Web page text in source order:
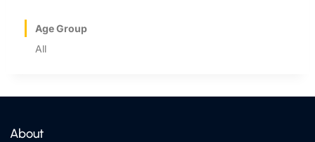
Age Group
All
About